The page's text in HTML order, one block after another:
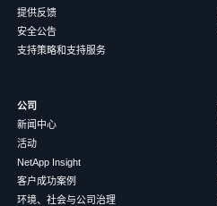
提供反馈
安全公告
支持策略和支持服务
公司
新闻中心
活动
NetApp Insight
客户成功案例
环境、社会与公司治理